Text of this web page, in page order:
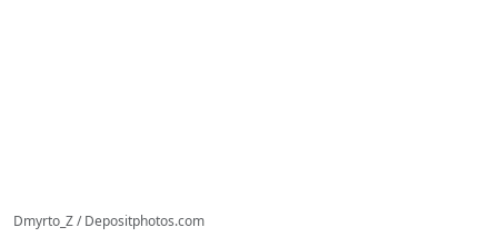
Dmyrto_Z / Depositphotos.com